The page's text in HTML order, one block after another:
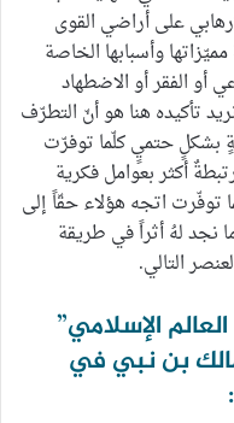
على أراضي القوى
وأسبابها الخاصة
أو الفقر أو الاضطهاد
تأكيده هنا هو أنّ التطرّف
بشكلٍ حتميٍ كلّما توفرّت
أكثر بعوامل فكرية
توفّرت اتجه هؤلاء حقّاً إلى
نجد لهُ أثراً في طريقة
التالي.
الإسلامي”
مالك بن نبي في